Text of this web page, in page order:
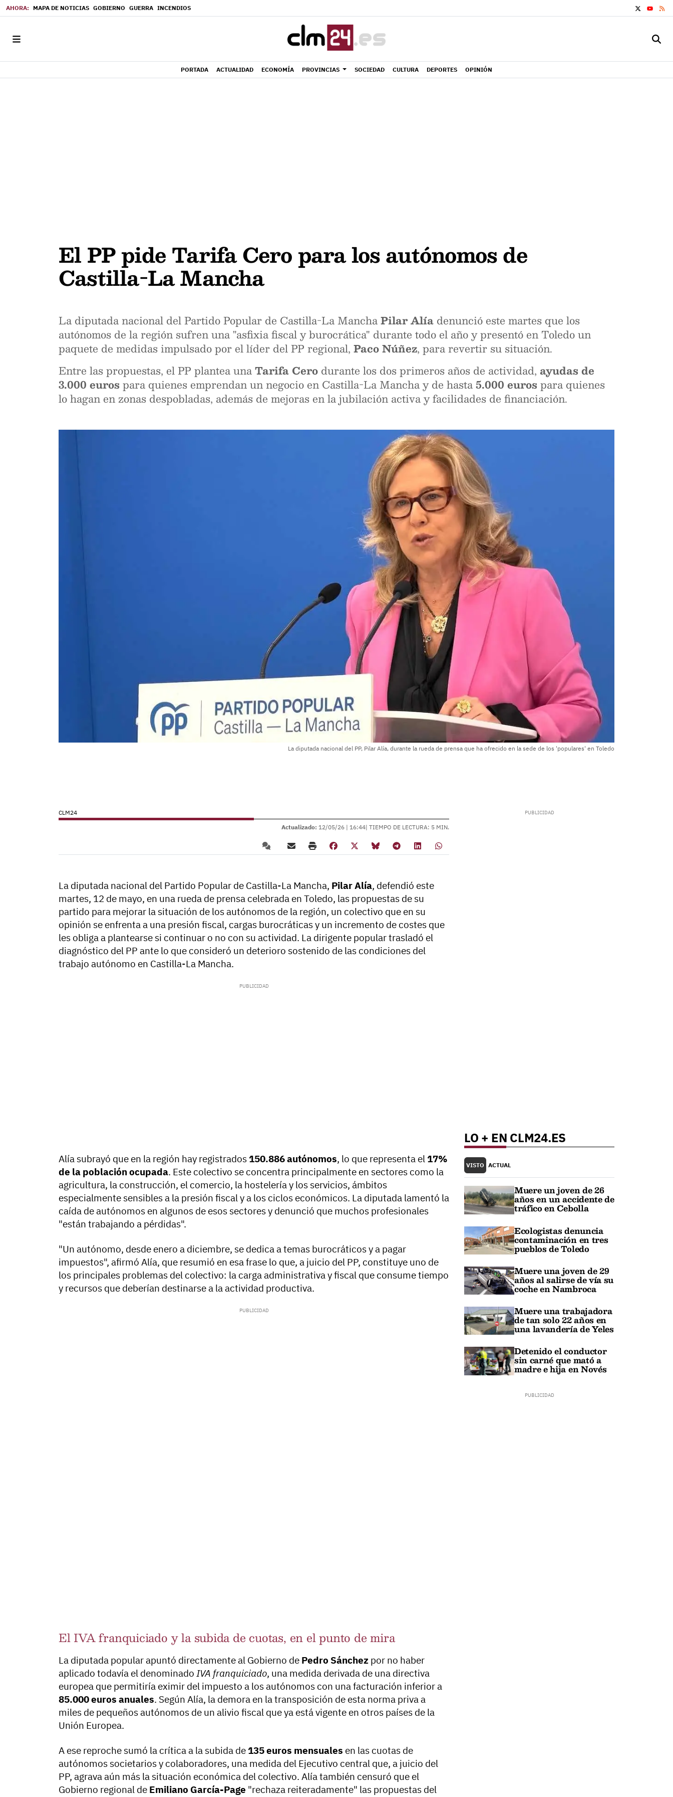
MAPA DE NOTICIAS GOBIERNO GUERRA INCENDIOS
YOUTUBE
PORTADA ACTUALIDAD ECONOMÍA PROVINCIAS SOCIEDAD CULTURA DEPORTES OPINIÓN
El PP pide Tarifa Cero para los autónomos de
Castilla-La Mancha
La diputada nacional del Partido Popular de Castilla-La ManchaPilar Alía denunció este martes que los
autónomos de la región sufren una "asfixia fiscal y burocrática" durante todo el año y presentó en Toledo un
paquete de medidas impulsado por el líder del PP regional, Paco Núñez, para revertir su situación.
Entre las propuestas, el PP plantea unaTarifa Cero durante los dos primeros años de actividad, ayudas de
3.000 euros para quienes emprendan un negocio en Castilla-La Mancha y de hasta5.000 euros para quienes
lo hagan en zonas despobladas, además de mejoras en la jubilación activa y facilidades de financiación.
La diputada nacional del PP, Pilar Alía, durante la rueda de prensa que ha ofrecido en la sede de los 'populares' en Toledo
CLM24
Actualizado: 12/05/26 | 16:44| TIEMPO DE LECTURA: 5 MIN.
La diputada nacional del Partido Popular de Castilla-La Mancha, Pilar Alía, defendió este
martes, 12 de mayo, en una rueda de prensa celebrada en Toledo, las propuestas de su
partido para mejorar la situación de los autónomos de la región, un colectivo que en su
opinión se enfrenta a una presión fiscal, cargas burocráticas y un incremento de costes que
les obliga a plantearse si continuar o no con su actividad. La dirigente popular trasladó el
diagnóstico del PP ante lo que consideró un deterioro sostenido de las condiciones del
trabajo autónomo en Castilla-La Mancha.
Alía subrayó que en la región hay registrados 150.886 autónomos, lo que representa el 17%
de la población ocupada. Este colectivo se concentra principalmente en sectores como la
agricultura, la construcción, el comercio, la hostelería y los servicios, ámbitos
especialmente sensibles a la presión fiscal y a los ciclos económicos. La diputada lamentó la
caída de autónomos en algunos de esos sectores y denunció que muchos profesionales
"están trabajando a pérdidas".
"Un autónomo, desde enero a diciembre, se dedica a temas burocráticos y a pagar
impuestos", afirmó Alía, que resumió en esa frase lo que, a juicio del PP, constituye uno de
los principales problemas del colectivo: la carga administrativa y fiscal que consume tiempo
y recursos que deberían destinarse a la actividad productiva.
El IVA franquiciado y la subida de cuotas, en el punto de mira
La diputada popular apuntó directamente al Gobierno de Pedro Sánchez por no haber
aplicado todavía el denominado IVA franquiciado, una medida derivada de una directiva
europea que permitiría eximir del impuesto a los autónomos con una facturación inferior a
85.000 euros anuales. Según Alía, la demora en la transposición de esta norma priva a
miles de pequeños autónomos de un alivio fiscal que ya está vigente en otros países de la
Unión Europea.
A ese reproche sumó la crítica a la subida de 135 euros mensuales en las cuotas de
autónomos societarios y colaboradores, una medida del Ejecutivo central que, a juicio del
PP, agrava aún más la situación económica del colectivo. Alía también censuró que el
Gobierno regional de Emiliano García-Page "rechaza reiteradamente" las propuestas del
LO + EN CLM24.ES
VISTO ACTUAL
Muere un joven de 26
años en un accidente de
tráfico en Cebolla
Ecologistas denuncia
contaminación en tres
pueblos de Toledo
Muere una joven de 29
años al salirse de vía su
coche en Nambroca
Muere una trabajadora
de tan solo 22 años en
una lavandería de Yeles
Detenido el conductor
sin carné que mató a
madre e hija en Novés